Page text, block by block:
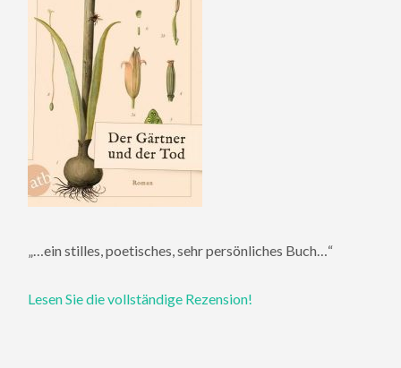
„…ein stilles, poetisches, sehr persönliches Buch…“
Lesen Sie die vollständige Rezension!